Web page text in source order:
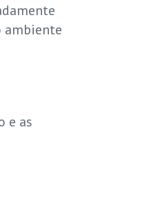
ambiente
e as